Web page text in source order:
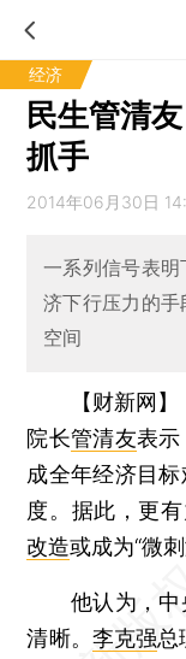
经济
民生管清
抓手
2014年06月30日
一系列信号表
济下行压力的
空间
【财新网
院长管清友表示
成全年经济目
度。据此，更有
改造或成为“微
他认为，中
清晰。 李克强总